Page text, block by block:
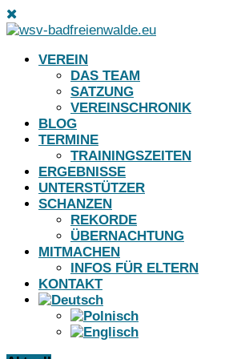
VEREIN
DAS TEAM
SATZUNG
VEREINSCHRONIK
BLOG
TERMINE
TRAININGSZEITEN
ERGEBNISSE
UNTERSTÜTZER
SCHANZEN
REKORDE
ÜBERNACHTUNG
MITMACHEN
INFOS FÜR ELTERN
KONTAKT